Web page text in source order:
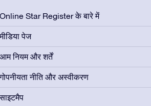
Online Star Register के बारे में
मीडिया पेज
आम नियम और शर्तें
गोपनीयता नीति और अस्वीकरण
साइटमैप